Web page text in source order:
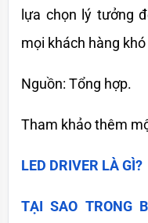
lựa chọn lý tưởng
mọi khách hàng
Nguồn: Tổng hợp.
Tham khảo thêm
LED DRIVER LÀ GÌ?
TẠI SAO TRONG